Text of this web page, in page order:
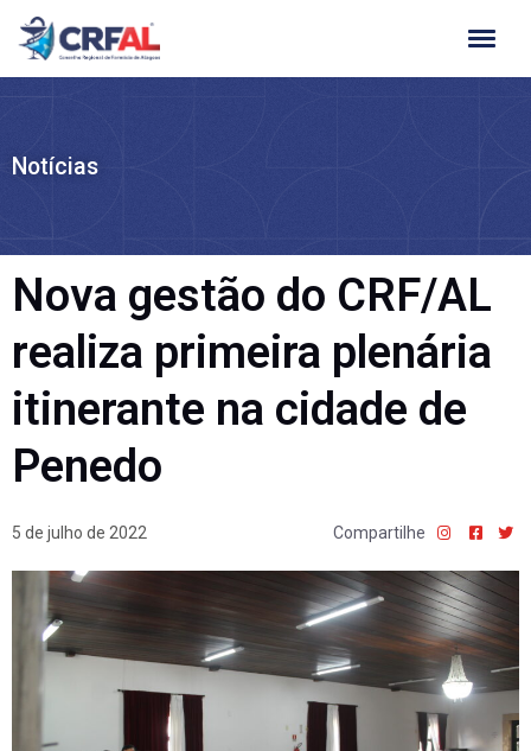
Ir
para
Notícias
Nova gestão do CRF/AL
realiza primeira plenária
itinerante na cidade de
Penedo
5 de julho de 2022 Compartilhe